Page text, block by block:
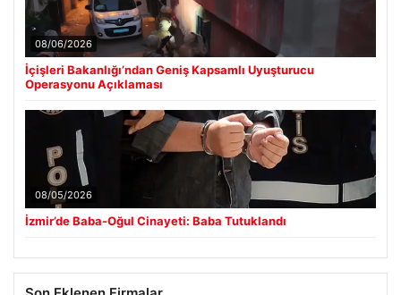
08/06/2026
İçişleri Bakanlığı’ndan Geniş Kapsamlı Uyuşturucu
Operasyonu Açıklaması
08/05/2026
İzmir’de Baba-Oğul Cinayeti: Baba Tutuklandı